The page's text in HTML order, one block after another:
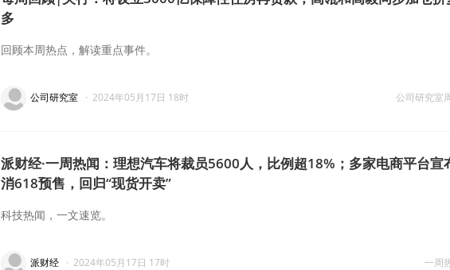
多
回顾本周热点，解读重点事件。
公司研究室
公司研究室 · 2024年05月17日 18时
派财经·一周热闻：理想汽车将裁员5600人，比例超18%；多家电商平台宣
消618预售，回归“现货开卖”
科技热闻，一文速览。
一周
派财经 · 2024年05月17日 17时